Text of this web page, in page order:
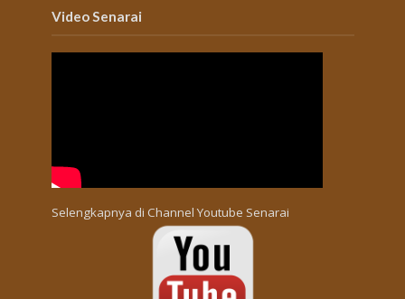
Video Senarai
Selengkapnya di Channel Youtube Senarai